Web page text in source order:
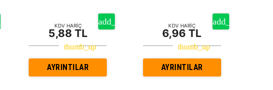
KDV HARİÇ
5,88 TL
AYRINTILAR
KDV HARİÇ
6,96 TL
AYRINTILAR